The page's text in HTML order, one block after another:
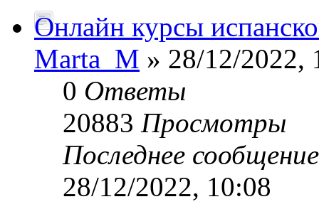
Онлайн курсы
Marta_M » 28/12/2022,
0 Ответы
20883 Просмотры
Последнее
28/12/2022, 10:08